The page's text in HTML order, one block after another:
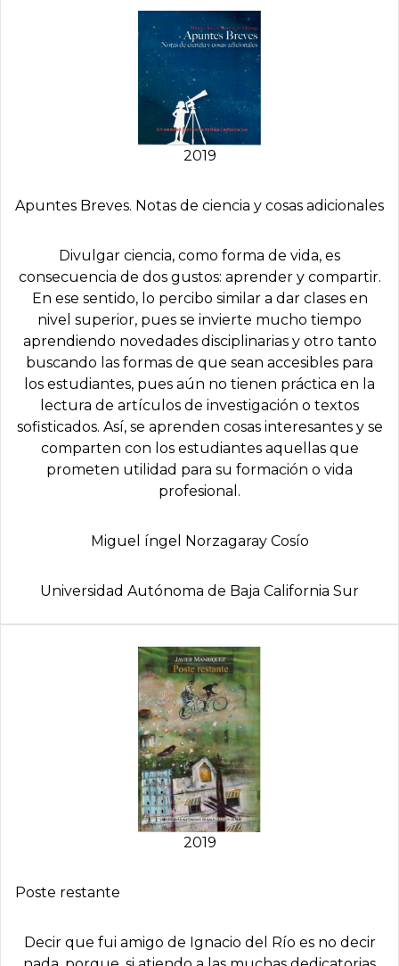
2019
Apuntes Breves. Notas de ciencia y cosas adicionales
Divulgar ciencia, como forma de vida, es
consecuencia de dos gustos: aprender y compartir.
En ese sentido, lo percibo similar a dar clases en
nivel superior, pues se invierte mucho tiempo
aprendiendo novedades disciplinarias y otro tanto
buscando las formas de que sean accesibles para
los estudiantes, pues aún no tienen práctica en la
lectura de artículos de investigación o textos
sofisticados. Así, se aprenden cosas interesantes y se
comparten con los estudiantes aquellas que
prometen utilidad para su formación o vida
profesional.
Miguel íngel Norzagaray Cosí­o
Universidad Autónoma de Baja California Sur
2019
Poste restante
Decir que fui amigo de Ignacio del Río es no decir